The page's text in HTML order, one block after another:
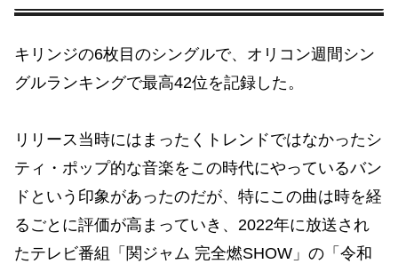
キリンジの6枚目のシングルで、オリコン週間シン
グルランキングで最高42位を記録した。
リリース当時にはまったくトレンドではなかったシ
ティ・ポップ的な音楽をこの時代にやっているバン
ドという印象があったのだが、特にこの曲は時を経
るごとに評価が高まっていき、2022年に放送され
たテレビ番組「関ジャム 完全燃SHOW」の「令和